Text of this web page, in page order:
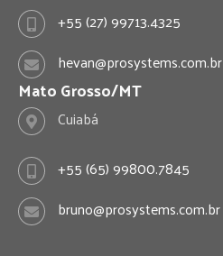
m
+55 (27) 99713.4325
hevan@prosystems.com.br
Mato Grosso/MT
Cuiabá
+55 (65) 99800.7845
bruno@prosystems.com.br